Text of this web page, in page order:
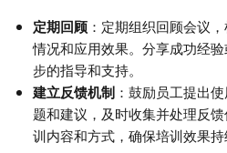
定期回顾 ：定期组织回顾会议
情况和应用效果。分享成功经
步的指导和支持。
建立反馈机制 ：鼓励员工提出
题和建议，及时收集并处理反
训内容和方式，确保培训效果持